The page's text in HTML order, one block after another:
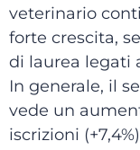
veterinario
forte crescita,
di laurea legati
In generale, il
vede un
iscrizioni